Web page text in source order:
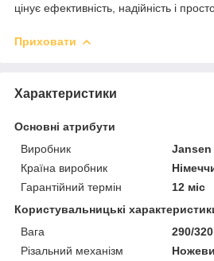
цінує ефективність, надійність і
Приховати
Характеристики
Основні атрибути
Виробник
Jansen
Країна виробник
Гарантійний термін
12 міс
Користувальницькі
Вага
290/320
Різальний механізм